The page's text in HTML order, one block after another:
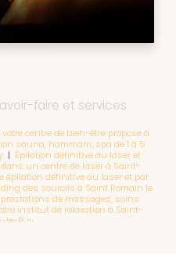
faire et services
centre de bien-être propose à
sauna, hammam, spa de 1 à 5
| Épilation définitive au laser et
un centre de laser à Saint-
épilation définitive au laser et par
des sourcils à Saint Romain le
de massages, soins
institut de relaxation à Saint-
le-Puy